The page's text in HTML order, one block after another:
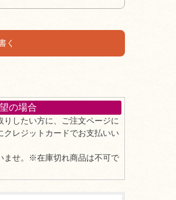
く
の場合
したい方に、ご注文ページに
レジットカードでお支払いい
ませ。※在庫切れ商品は不可で